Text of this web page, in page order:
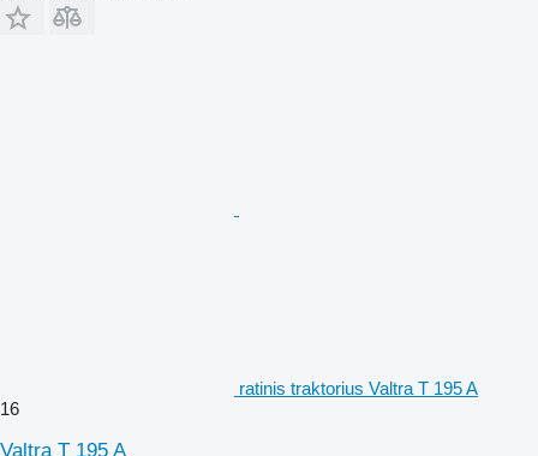
ratinis traktorius Valtra T 195 A
16
Valtra T 195 A